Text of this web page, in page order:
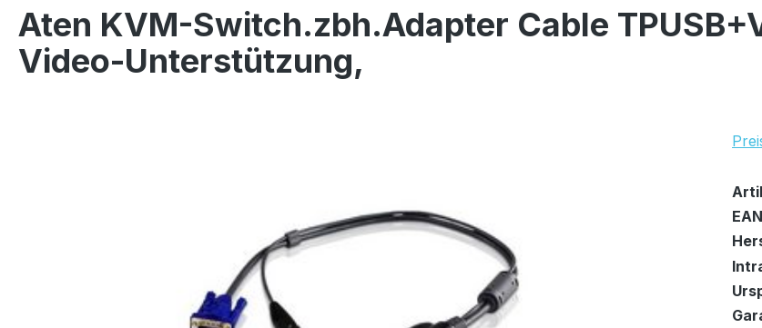
Aten KVM-Switch.zbh.Adapter Cable
Video-Unterstützung,
In